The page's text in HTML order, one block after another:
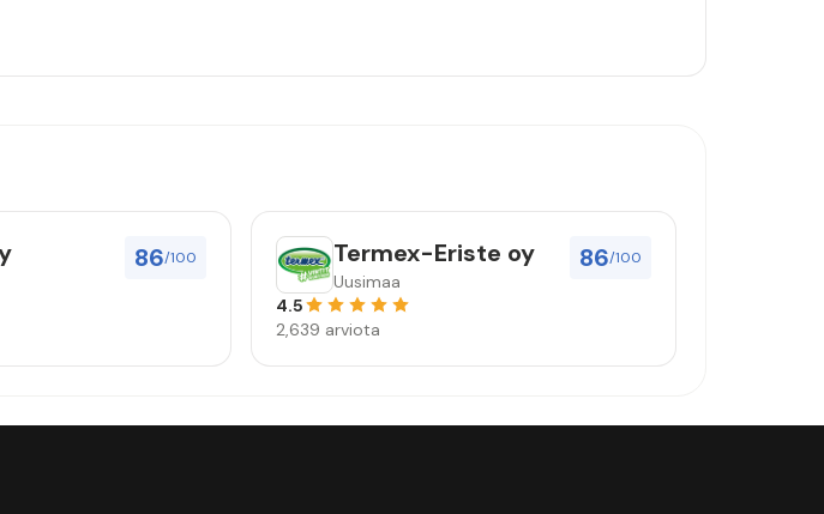
86/100 86/100
Termex-Eriste oy
Uusimaa
4.5
2,639 arviota